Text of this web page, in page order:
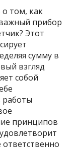
том, как
прибор
Этот
сумму в
взгляд
собой
работы
принципов